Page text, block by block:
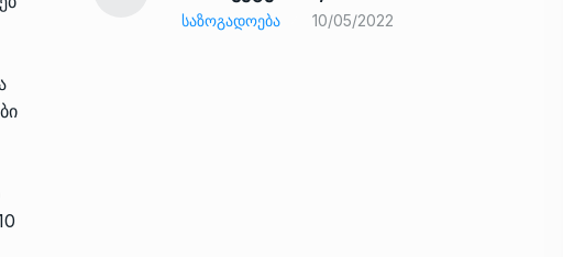
ᲡᲐᲖᲝᲒᲐᲓᲝᲔᲑᲐ 10/05/2022